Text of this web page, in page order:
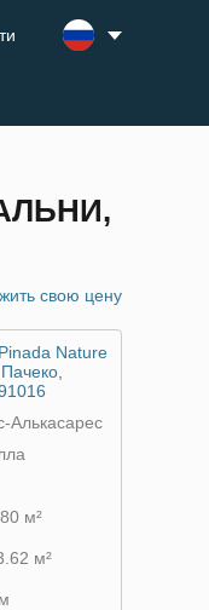
свою цену
Nature
Алькасарес
м²
м²